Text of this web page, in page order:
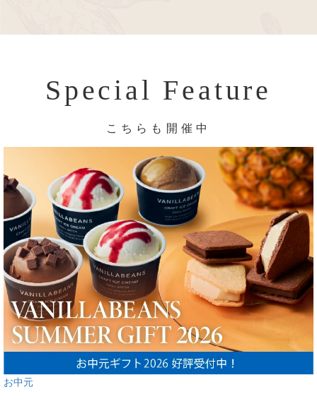
Special Feature
こちらも開催中
お中元